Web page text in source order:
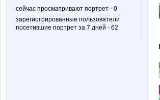
сейчас просматривают портрет - 0
зарегистрированные пользователи
посетившие портрет за 7 дней - 62